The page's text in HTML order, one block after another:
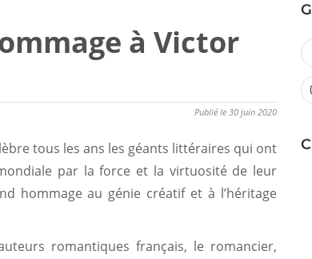
à Victor
Publié le 30 juin 2020
tous les ans les géants littéraires qui ont
par la force et la virtuosité de leur
hommage au génie créatif et à l’héritage
romantiques français, le romancier,